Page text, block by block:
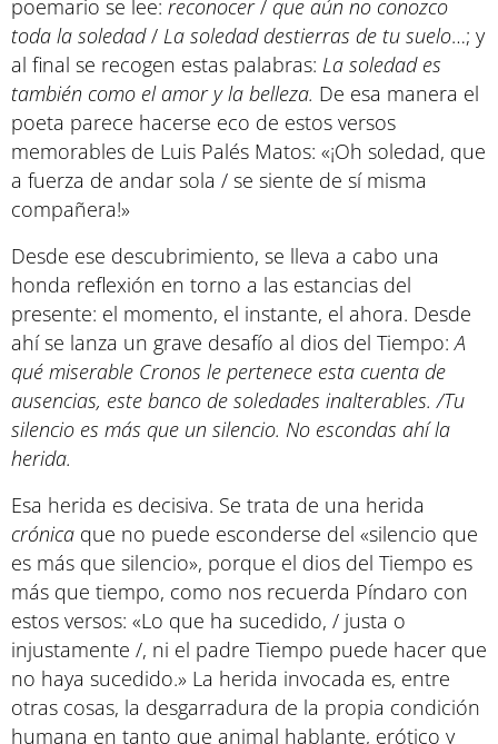
poemario se lee: reconocer/ que aún no conozco
toda la soledad/ La soledad destierras de tu suelo…; y
al final se recogen estas palabras: La soledad es
también como el amor y la belleza. De esa manera el
poeta parece hacerse eco de estos versos
memorables de Luis Palés Matos: «¡Oh soledad, que
a fuerza de andar sola / se siente de sí misma
compañera!»
Desde ese descubrimiento, se lleva a cabo una
honda reflexión en torno a las estancias del
presente: el momento, el instante, el ahora. Desde
ahí se lanza un grave desafío al dios del Tiempo:A
qué miserable Cronos le pertenece esta cuenta de
ausencias, este banco de soledades inalterables. /Tu
silencio es más que un silencio. No escondas ahí la
herida.
Esa herida es decisiva. Se trata de una herida
crónica que no puede esconderse del «silencio que
es más que silencio», porque el dios del Tiempo es
más que tiempo, como nos recuerda Píndaro con
estos versos: «Lo que ha sucedido, / justa o
injustamente /, ni el padre Tiempo puede hacer que
no haya sucedido.» La herida invocada es, entre
otras cosas, la desgarradura de la propia condición
humana en tanto que animal hablante, erótico y